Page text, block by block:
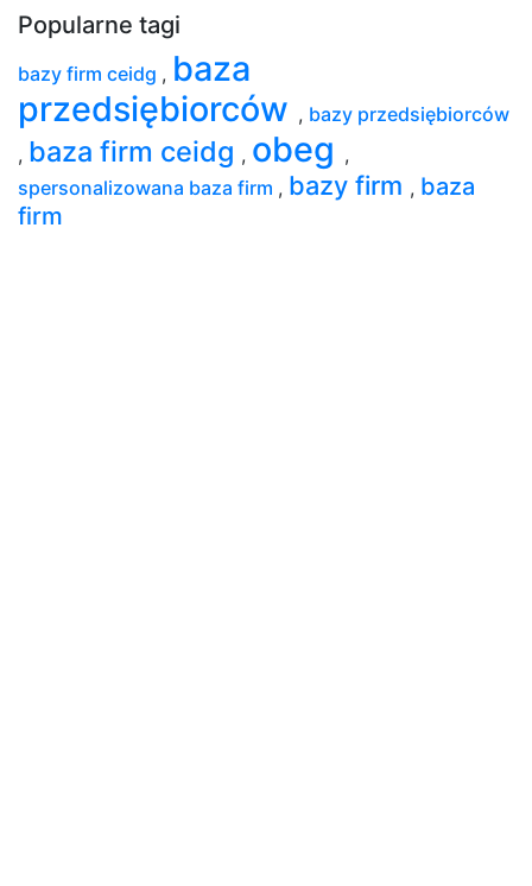
Popularne tagi
bazy firm ceidg , baza
przedsiębiorców , bazy przedsiębiorców
, baza firm ceidg , obeg ,
spersonalizowana baza firm , bazy firm , baza
firm